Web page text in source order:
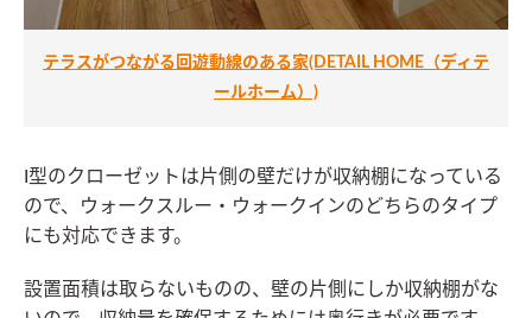
テラスがつながる回遊動線のある家(DETAIL HOME（ディテ
ールホーム）)
I型のクローゼットは片側の壁だけが収納棚になっている
ので、ウォークスルー・ウォークインのどちらのタイプ
にも対応できます。
設置面積は取らないものの、壁の片側にしか収納棚がな